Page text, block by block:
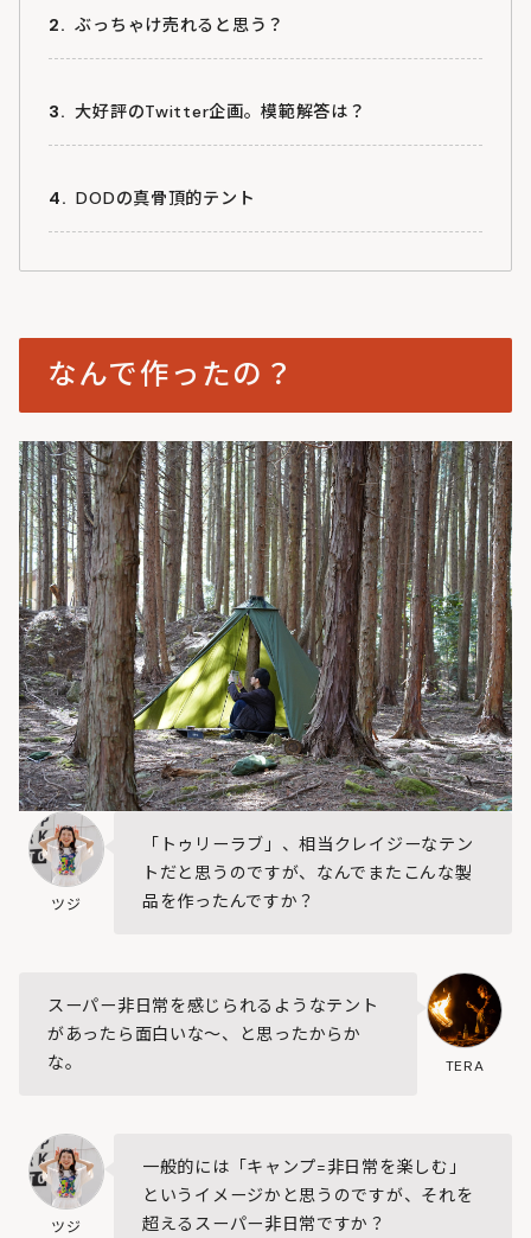
ぶっちゃけ売れると思う？
大好評のTwitter企画。模範解答は？
DODの真骨頂的テント
なんで作ったの？
ツジ
「トゥリーラブ」、相当クレイジーなテン
トだと思うのですが、なんでまたこんな製
品を作ったんですか？
TERA
スーパー非日常を感じられるようなテント
があったら面白いな～、と思ったからか
な。
ツジ
一般的には「キャンプ=非日常を楽しむ」
というイメージかと思うのですが、それを
超えるスーパー非日常ですか？